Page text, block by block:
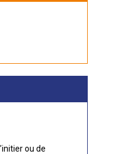
ou de